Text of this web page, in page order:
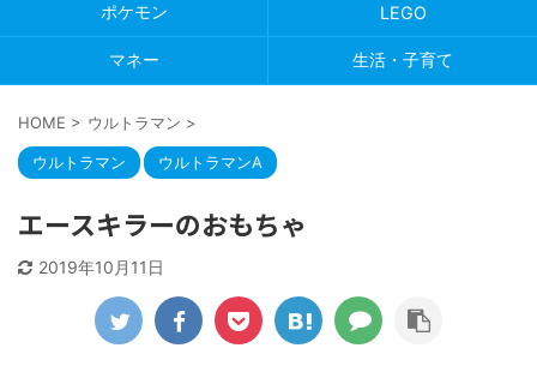
ポケモン LEGO
マネー 生活・子育て
HOME > ウルトラマン >
ウルトラマン ウルトラマンA
エースキラーのおもちゃ
2019年10月11日